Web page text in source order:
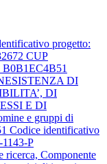
progetto:
CUP
DI
DI
E DI
e gruppi di
Codice identificativo
P
ricerca, Componente